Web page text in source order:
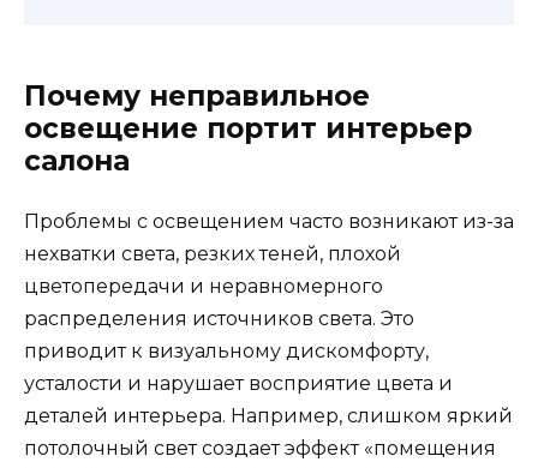
Почему неправильное
освещение портит интерьер
салона
Проблемы с освещением часто возникают из-за
нехватки света, резких теней, плохой
цветопередачи и неравномерного
распределения источников света. Это
приводит к визуальному дискомфорту,
усталости и нарушает восприятие цвета и
деталей интерьера. Например, слишком яркий
потолочный свет создает эффект «помещения